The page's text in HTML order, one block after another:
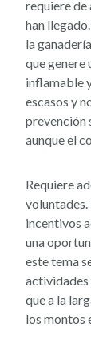
requiere de
han
la
que genere
inflamable
escasos y
prevención
aunque el
Requiere
voluntades.
incentivos
una
este tema
actividades
que a la
los montos